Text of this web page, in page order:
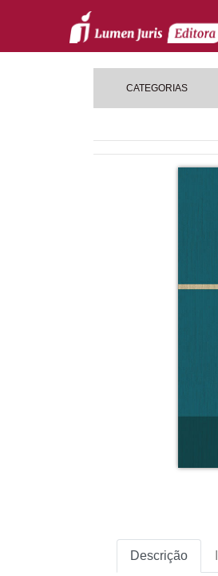
CATEGORIAS
Descrição